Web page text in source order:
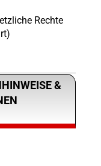
Rechte
&